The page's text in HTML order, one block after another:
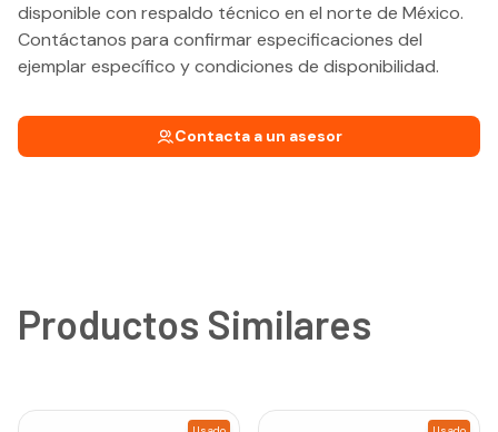
disponible con respaldo técnico en el norte de México.
Contáctanos para confirmar especificaciones del
ejemplar específico y condiciones de disponibilidad.
Contacta a un asesor
Productos Similares